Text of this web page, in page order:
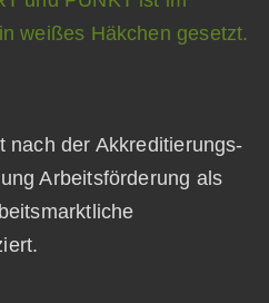
nach der Akkreditierungs-
Arbeitsförderung als